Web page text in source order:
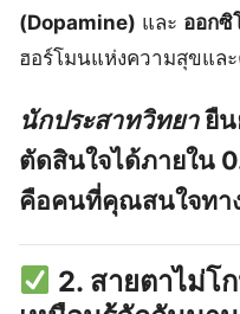
(Dopamine) และ ออกซิ
ฮอร์โมนแห่งความสุขแล
นักประสาทวิทยายืน
ตัดสินใจได้ภายใน
คือคนที่คุณสนใจทา
2. สายตาไม่โ